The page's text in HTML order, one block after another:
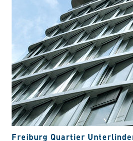
Freiburg Quartier